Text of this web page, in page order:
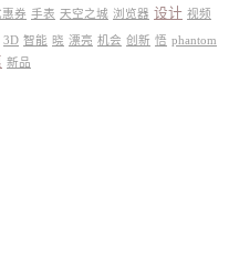
惠券 手表 天空之城 浏览器 设计 视频
3D 智能 晓 漂亮 机会 创新 悟 phantom
新品